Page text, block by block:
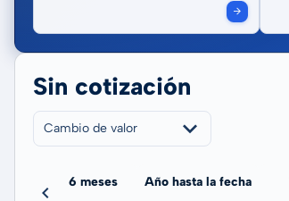
Sin cotización
Cambio de valor
6 meses Año hasta la fecha